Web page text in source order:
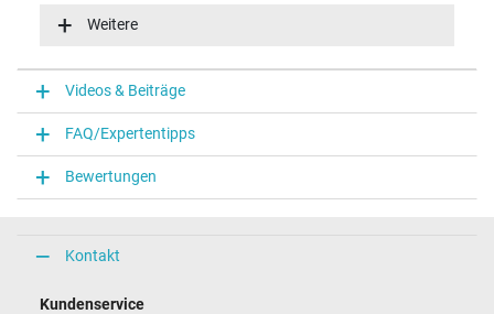
100-240V / 50-60Hz
Funktions-LED
Funktions-LED im Stecker
Notebook Stecker
Steckertyp / -form
rund / 180° gerade
9,5 mm
Weitere
Videos & Beiträge
FAQ/Expertentipps
Bewertungen
Kontakt
Kundenservice